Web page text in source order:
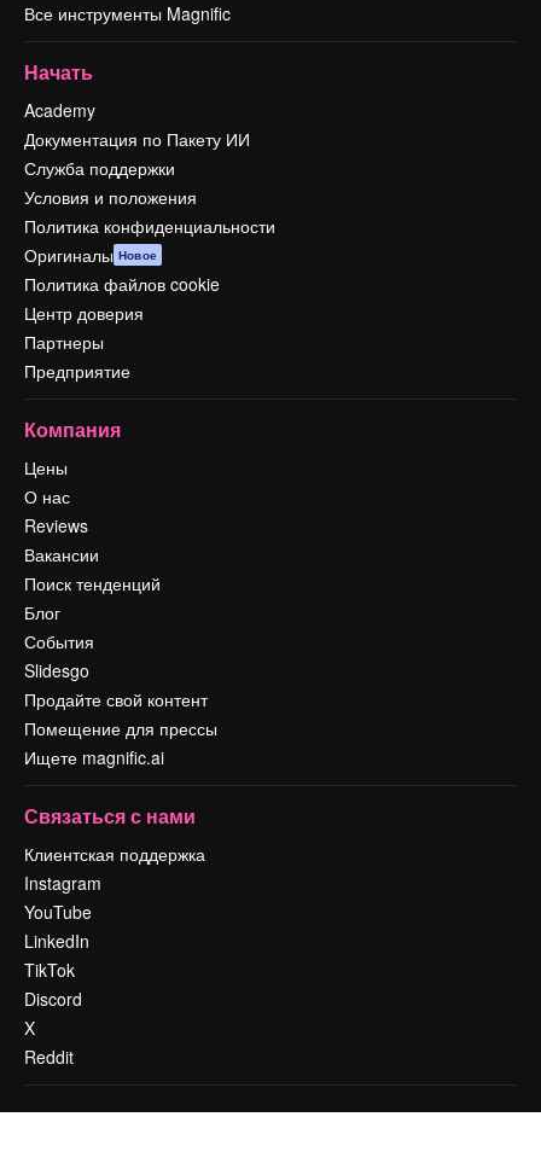
Все инструменты Magnific
Начать
Academy
Документация по Пакету ИИ
Служба поддержки
Условия и положения
Политика конфиденциальности
Оригиналы Новое
Политика файлов cookie
Центр доверия
Партнеры
Предприятие
Компания
Цены
О нас
Reviews
Вакансии
Поиск тенденций
Блог
События
Slidesgo
Продайте свой контент
Помещение для прессы
Ищете magnific.ai
Связаться с нами
Клиентская поддержка
Instagram
YouTube
LinkedIn
TikTok
Discord
X
Reddit